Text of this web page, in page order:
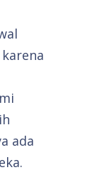
ada